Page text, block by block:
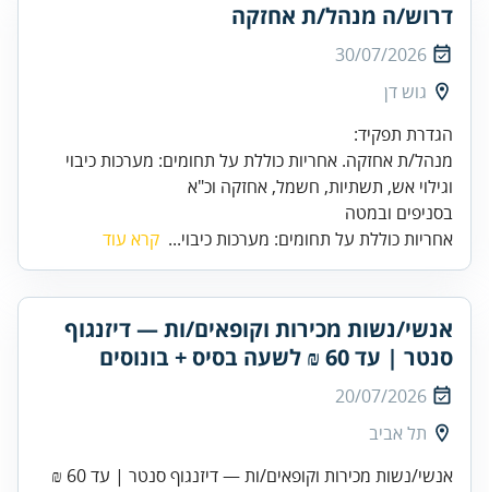
דרוש/ה מנהל/ת אחזקה
30/07/2026
גוש דן
מנהל/ת אחזקה. אחריות כוללת על תחומים: מערכות כיבוי
בסניפים ובמטה
אחריות כוללת על תחומים: מערכות כיבוי... קרא עוד
אנשי/נשות מכירות וקופאים/ות — דיזנגוף
סנטר | עד 60 ₪ לשעה בסיס + בונוסים
20/07/2026
תל אביב
אנשי/נשות מכירות וקופאים/ות — דיזנגוף סנטר | עד 60 ₪